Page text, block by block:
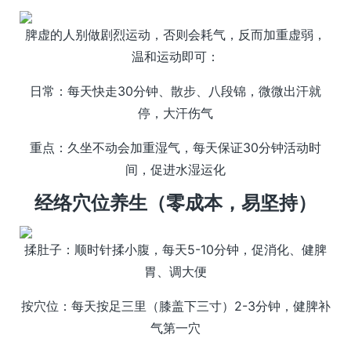
脾虚的人别做剧烈运动，否则会耗气，反而加重虚弱，
温和运动即可：
日常：每天快走30分钟、散步、八段锦，微微出汗就
停，大汗伤气
重点：久坐不动会加重湿气，每天保证30分钟活动时
间，促进水湿运化
经络穴位养生（零成本，易坚持）
揉肚子：顺时针揉小腹，每天5-10分钟，促消化、健脾
胃、调大便
按穴位：每天按足三里（膝盖下三寸）2-3分钟，健脾补
气第一穴